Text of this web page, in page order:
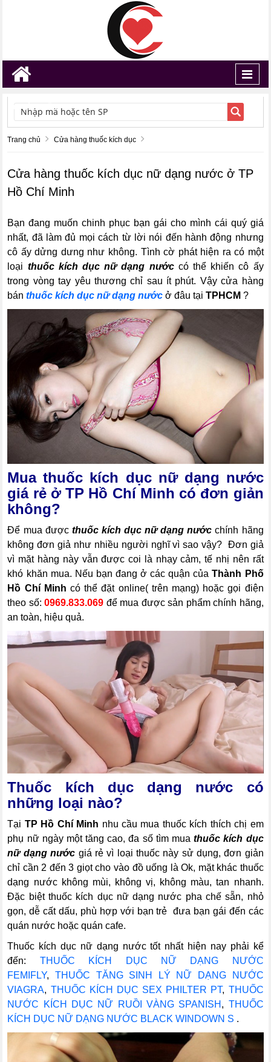
TÌM KIẾM
Trang chủ Cửa hàng thuốc kích dục
Cửa hàng thuốc kích dục nữ dạng nước ở TP
Hồ Chí Minh
Bạn đang muốn chinh phục bạn gái cho mình cái quý giá
nhất, đã làm đủ mọi cách từ lời nói đến hành động nhưng
cô ấy dửng dưng như không. Tình cờ phát hiện ra có một
loại thuốc kích dục nữ dạng nước có thể khiến cô ấy
trong vòng tay yêu thương chỉ sau ít phút. Vậy cửa hàng
bánthuốc kích dục nữ dạng nước ở đâu tạiTPHCM?
Mua thuốc kích dục nữ dạng nước
giá rẻ ở TP Hồ Chí Minh có đơn giản
không?
Để mua được thuốc kích dục nữ dạng nước chính hãng
không đơn giả như nhiều người nghĩ vì sao vậy? Đơn giả
vì mặt hàng này vẫn được coi là nhạy cảm, tế nhị nên rất
khó khăn mua. Nếu bạn đang ở các quận củaThành Phố
Hồ Chí Minh có thể đặt online( trên mạng) hoặc gọi điện
theo số:0969.833.069 để mua được sản phẩm chính hãng,
an toàn, hiệu quả.
Thuốc kích dục dạng nước có
những loại nào?
Tại TP Hồ Chí Minh nhu cầu mua thuốc kích thích chị em
phụ nữ ngày một tăng cao, đa số tìm muathuốc kích dục
nữ dạng nước giá rẻ vì loại thuốc này sử dụng, đơn giản
chỉ cần 2 đến 3 giọt cho vào đồ uống là Ok, mặt khác thuốc
dạng nước không mùi, không vị, không màu, tan nhanh.
Đặc biệt thuốc kích dục nữ dạng nước pha chế sẵn, nhỏ
gọn, dễ cất dấu, phù hợp với bạn trẻ đưa bạn gái đến các
quán nước hoặc quán cafe.
Thuốc kích dục nữ dạng nước tốt nhất hiện nay phải kể
đến: THUỐC KÍCH DỤC NỮ DẠNG NƯỚC
FEMIFLY,THUỐC TĂNG SINH LÝ NỮ DẠNG NƯỚC
VIAGRA, THUỐC KÍCH DỤC SEX PHILTER PT, THUỐC
NƯỚC KÍCH DỤC NỮ RUỒI VÀNG SPANISH , THUỐC
KÍCH DỤC NỮ DẠNG NƯỚC BLACK WINDOWN S .